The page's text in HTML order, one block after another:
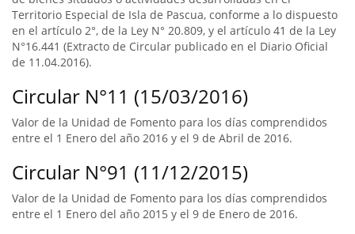
Territorio Especial de Isla de Pascua, conforme a lo dispuesto
en el artículo 2°, de la Ley N° 20.809, y el artículo 41 de la Ley
N°16.441 (Extracto de Circular publicado en el Diario Oficial
de 11.04.2016).
Circular N°11 (15/03/2016)
Valor de la Unidad de Fomento para los días comprendidos
entre el 1 Enero del año 2016 y el 9 de Abril de 2016.
Circular N°91 (11/12/2015)
Valor de la Unidad de Fomento para los días comprendidos
entre el 1 Enero del año 2015 y el 9 de Enero de 2016.